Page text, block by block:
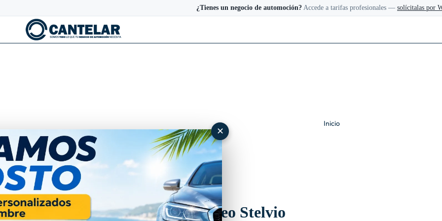
¿Tienes un negocio de automoción? Accede a tarifas profesionales — solícitalas por
Inicio
✕
Alfombras de goma Alfa Romeo Stelvio